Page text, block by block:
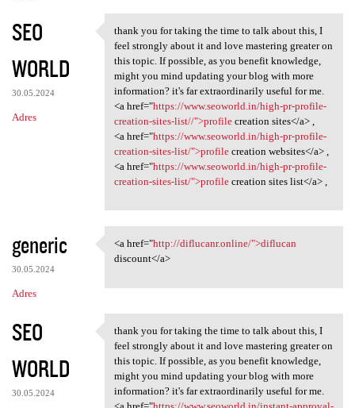
SEO
WORLD
30.05.2024
Adres
thank you for taking the time
thank you for taking the time to talk about this, I
feel strongly about it and love mastering greater on
this topic. If possible, as you benefit knowledge,
might you mind updating your blog with more
information? it's far extraordinarily useful for me.
<a href="https://www.seoworld.in/high-pr-profile-
creation-sites-list//">profilecreation sites</a> ,
<a href="https://www.seoworld.in/high-pr-profile-
creation-sites-list/">profilecreation websites</a> ,
<a href="https://www.seoworld.in/high-pr-profile-
creation-sites-list/">profilecreation sites list</a> ,
generic
30.05.2024
Adres
<a href="http://diflucanr
<a href="http://diflucanr.online/">diflucan
discount</a>
SEO
WORLD
30.05.2024
thank you for taking the time
thank you for taking the time to talk about this, I
feel strongly about it and love mastering greater on
this topic. If possible, as you benefit knowledge,
might you mind updating your blog with more
information? it's far extraordinarily useful for me.